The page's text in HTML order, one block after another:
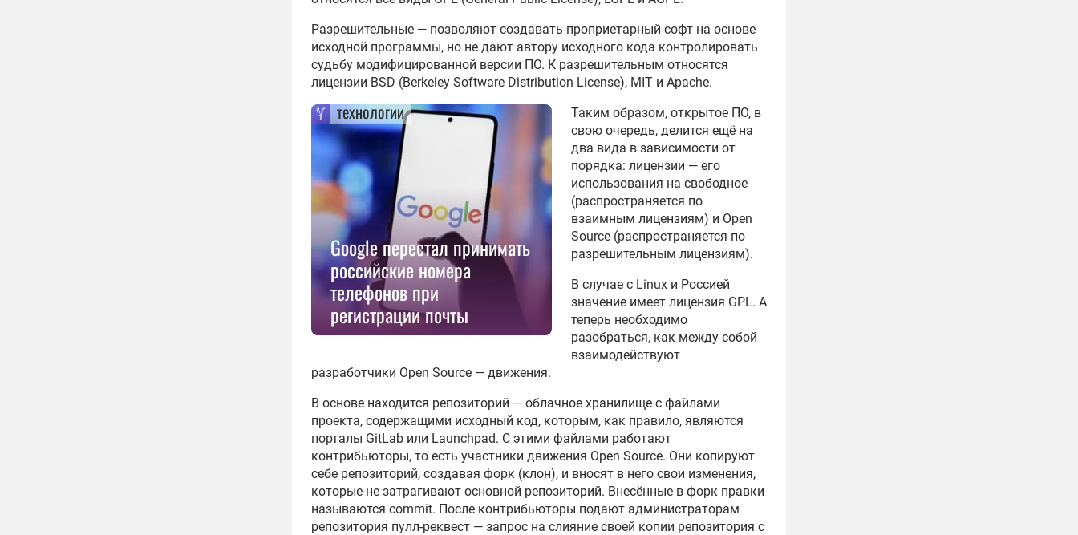
Разрешительные — позволяют создавать проприетарный софт на основе
исходной программы, но не дают автору исходного кода контролировать
судьбу модифицированной версии ПО. К разрешительным относятся
лицензии BSD (Berkeley Software Distribution License), MIT и Apache.
технологии
Google перестал принимать
российские номера
телефонов при
регистрации почты
Таким образом, открытое ПО, в
свою очередь, делится ещё на
два вида в зависимости от
порядка: лицензии — его
использования на свободное
(распространяется по
взаимным лицензиям) и Open
Source (распространяется по
разрешительным лицензиям).
В случае с Linux и Россией
значение имеет лицензия GPL. А
теперь необходимо
разобраться, как между собой
взаимодействуют
разработчики Open Source — движения.
В основе находится репозиторий — облачное хранилище с файлами
проекта, содержащими исходный код, которым, как правило, являются
порталы GitLab или Launchpad. С этими файлами работают
контрибьюторы, то есть участники движения Open Source. Они копируют
себе репозиторий, создавая форк (клон), и вносят в него свои изменения,
которые не затрагивают основной репозиторий. Внесённые в форк правки
называются commit. После контрибьюторы подают администраторам
репозитория пулл-реквест — запрос на слияние своей копии репозитория с